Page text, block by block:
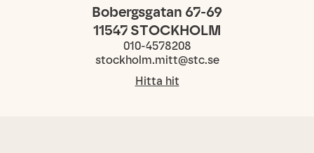
Bobergsgatan 67-69
11547 STOCKHOLM
010-4578208
stockholm.mitt@stc.se
Hitta hit